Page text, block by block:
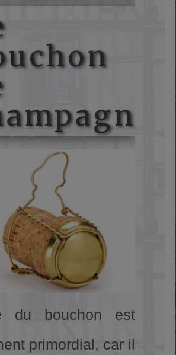
du bouchon est
primordial, car il